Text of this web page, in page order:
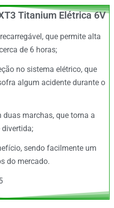
Titanium Elétrica 6V
que permite alta
de 6 horas;
no sistema elétrico, que
algum acidente durante o
marchas, que torna a
sendo facilmente um
do mercado.